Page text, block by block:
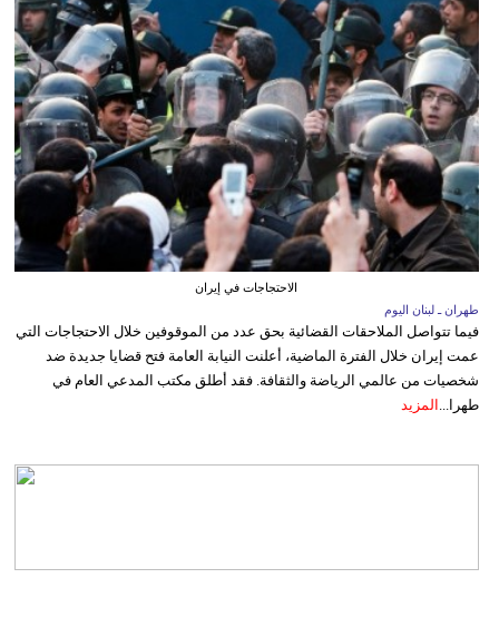
الاحتجاجات في إيران
طهران ـ لبنان اليوم
فيما تتواصل الملاحقات القضائية بحق عدد من الموقوفين خلال الاحتجاجات التي
عمت إيران خلال الفترة الماضية، أعلنت النيابة العامة فتح قضايا جديدة ضد
شخصيات من عالمي الرياضة والثقافة. فقد أطلق مكتب المدعي العام في
طهرا... المزيد